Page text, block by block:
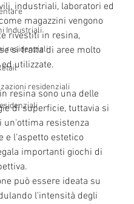
Industriali
residenziali
residenziali
industriali, laboratori ed
magazzini vengono
rivestiti in resina,
si tratta di aree molto
utilizzate.
resina sono una delle
di superficie, tuttavia si
un'ottima resistenza
e l'aspetto estetico
importanti giochi di
può essere ideata su
l'intensità degli